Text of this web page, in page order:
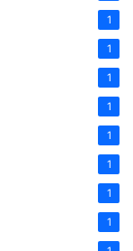
1
1
1
1
1
1
1
1